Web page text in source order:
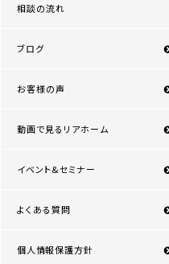
相談の流れ
ブログ
お客様の声
動画で見るリアホーム
イベント&セミナー
よくある質問
個人情報保護方針